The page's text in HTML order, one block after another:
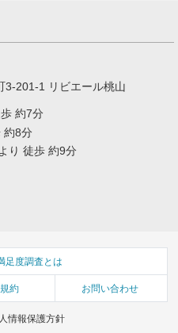
3-201-1 リビエール桃山
約7分
約8分
り 徒歩 約9分
足度調査とは
約 お問い合わせ
情報保護方針